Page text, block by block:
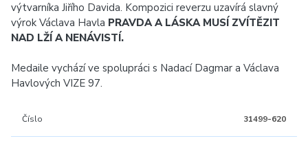
výtvarníka Jiřího Davida. Kompozici reverzu uzavírá slavný
výrok Václava Havla PRAVDA A LÁSKA MUSÍ ZVÍTĚZIT
NAD LŽÍ A NENÁVISTÍ.
Medaile vychází ve spolupráci s Nadací Dagmar a Václava
Havlových VIZE 97.
Číslo 31499-620